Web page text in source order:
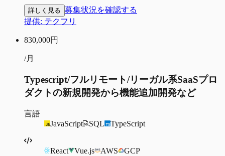
詳しく見る 募集状況を確認する
提供: テクフリ
830,000円
/月
Typescript/フルリモート/リーガル系SaaSプロ
ダクトの新規開発から機能追加開発など
言語
JavaScript
SQL TypeScript
React Vue.js AWS GCP